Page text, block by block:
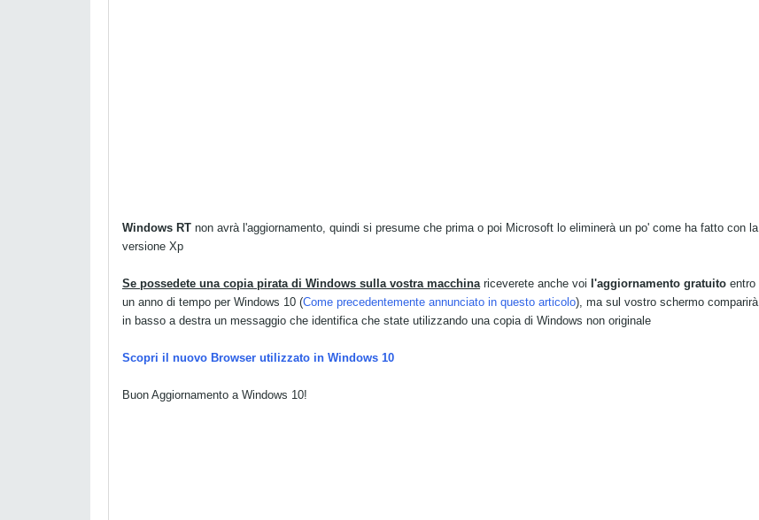
Windows RT non avrà l'aggiornamento, quindi si presume che prima o poi Microsoft lo eliminerà un po' come ha fatto con la
versione Xp
Se possedete una copia pirata di Windows sulla vostra macchina riceverete anche voi l'aggiornamento gratuito entro
un anno di tempo per Windows 10 (Come precedentemente annunciato in questo articolo), ma sul vostro schermo comparirà
in basso a destra un messaggio che identifica che state utilizzando una copia di Windows non originale
Scopri il nuovo Browser utilizzato in Windows 10
Buon Aggiornamento a Windows 10!